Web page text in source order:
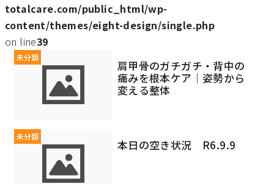
totalcare.com/public_html/wp-
content/themes/eight-design/single.php
on line39
未分類
肩甲骨のガチガチ・背中の
痛みを根本ケア｜姿勢から
変える整体
未分類
本日の空き状況 R6.9.9